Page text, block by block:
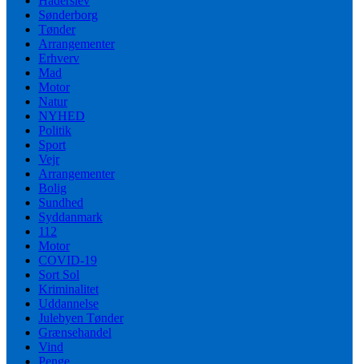
Sønderborg
Tønder
Arrangementer
Erhverv
Mad
Motor
Natur
NYHED
Politik
Sport
Vejr
Arrangementer
Bolig
Sundhed
Syddanmark
112
Motor
COVID-19
Sort Sol
Kriminalitet
Uddannelse
Julebyen Tønder
Grænsehandel
Vind
Penge